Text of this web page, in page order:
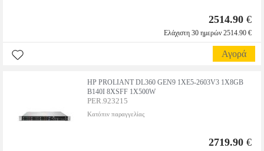
2514.90 €
Ελάχιστη 30 ημερών 2514.90 €
Αγορά
HP PROLIANT DL360 GEN9 1XE5-2603V3 1X8GB
B140I 8XSFF 1X500W
PER.923215
Κατόπιν παραγγελίας
2719.90 €